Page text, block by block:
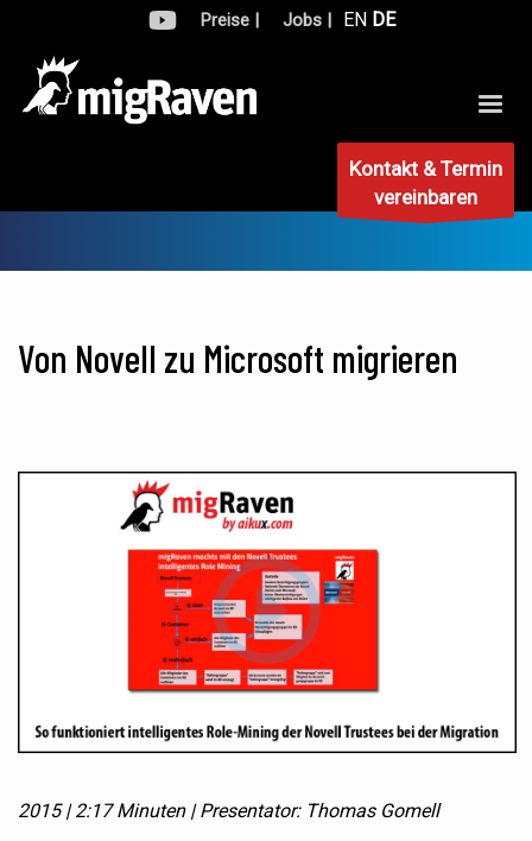
Preise | Jobs | EN DE
Kontakt & Termin
vereinbaren
Von Novell zu Microsoft migrieren
2015 | 2:17 Minuten | Presentator: Thomas Gomell